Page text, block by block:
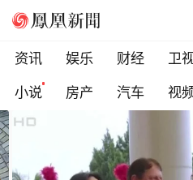
资讯 娱乐 财经 卫
小说
房产 汽车 视